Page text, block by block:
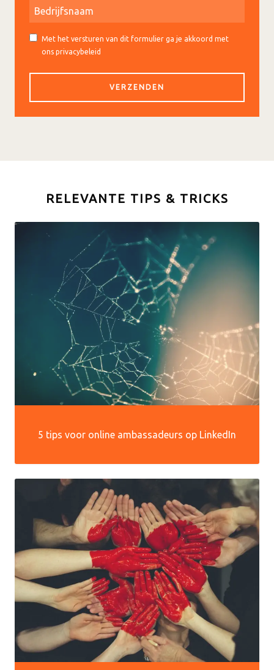
Met het versturen van dit formulier ga je akkoord met
ons privacybeleid
RELEVANTE TIPS & TRICKS
5 tips voor online ambassadeurs op LinkedIn